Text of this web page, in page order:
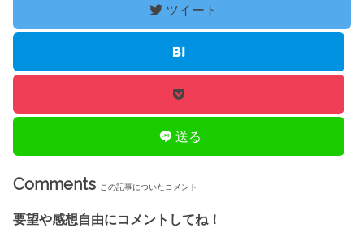
ツイート
送る
Comments この記事についたコメント
要望や感想自由にコメントしてね！